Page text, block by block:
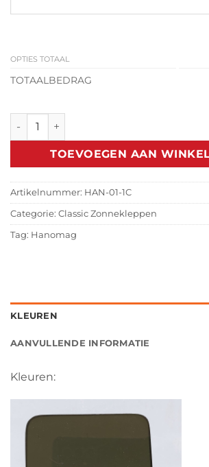
OPTIES TOTAAL
TOTAALBEDRAG
Classic Zonneklep Hanomag F45 (1967-
TOEVOEGEN AAN
Artikelnummer: HAN-01-1C
Categorie: Classic Zonnekleppen
Tag: Hanomag
KLEUREN
AANVULLENDE INFORMATIE
Kleuren: